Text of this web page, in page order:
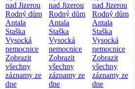
nad Jizerou
Rodný dům
Antala
Staška
Vysocká
nemocnice
Zobrazit
všechny
záznamy ze
dne
nad Jizerou
Rodný dům
Antala
Staška
Vysocká
nemocnice
Zobrazit
všechny
záznamy ze
dne
nad Jizerou
Rodný dům
Antala
Staška
Vysocká
nemocnice
Zobrazit
všechny
záznamy ze
dne